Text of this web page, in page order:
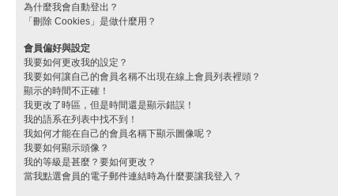
為什麼我會自動登出？
「刪除 Cookies」是做什麼用？
會員偏好與設定
我要如何更改我的設定？
我要如何讓自己的會員名稱不出現在線上會員列表裡頭？
顯示的時間不正確！
我更改了時區，但是時間還是顯示錯誤！
我的語系在列表中找不到！
我如何才能在自己的會員名稱下顯示圖像呢？
我要如何顯示頭像？
我的等級是甚麼？要如何更改？
當我點選會員的電子郵件連結時為什麼要讓我登入？